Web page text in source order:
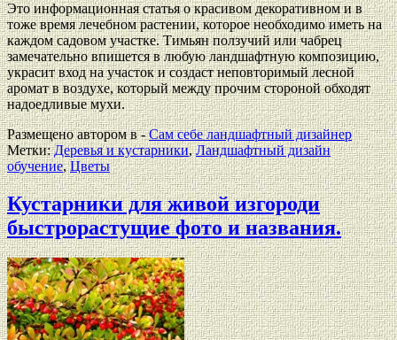
Это информационная статья о красивом декоративном и в
тоже время лечебном растении, которое необходимо иметь на
каждом садовом участке. Тимьян ползучий или чабрец
замечательно впишется в любую ландшафтную композицию,
украсит вход на участок и создаст неповторимый лесной
аромат в воздухе, который между прочим стороной обходят
надоедливые мухи.
Размещено автором в -Сам себе ландшафтный дизайнер
Метки:Деревья и кустарники,Ландшафтный дизайн
обучение,Цветы
Кустарники для живой изгороди
быстрорастущие фото и названия.